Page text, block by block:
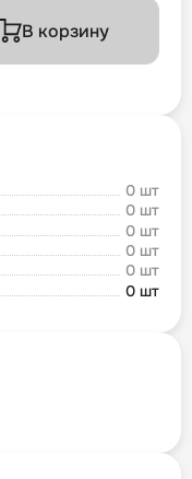
В корзину
0 шт
0 шт
0 шт
0 шт
0 шт
0 шт